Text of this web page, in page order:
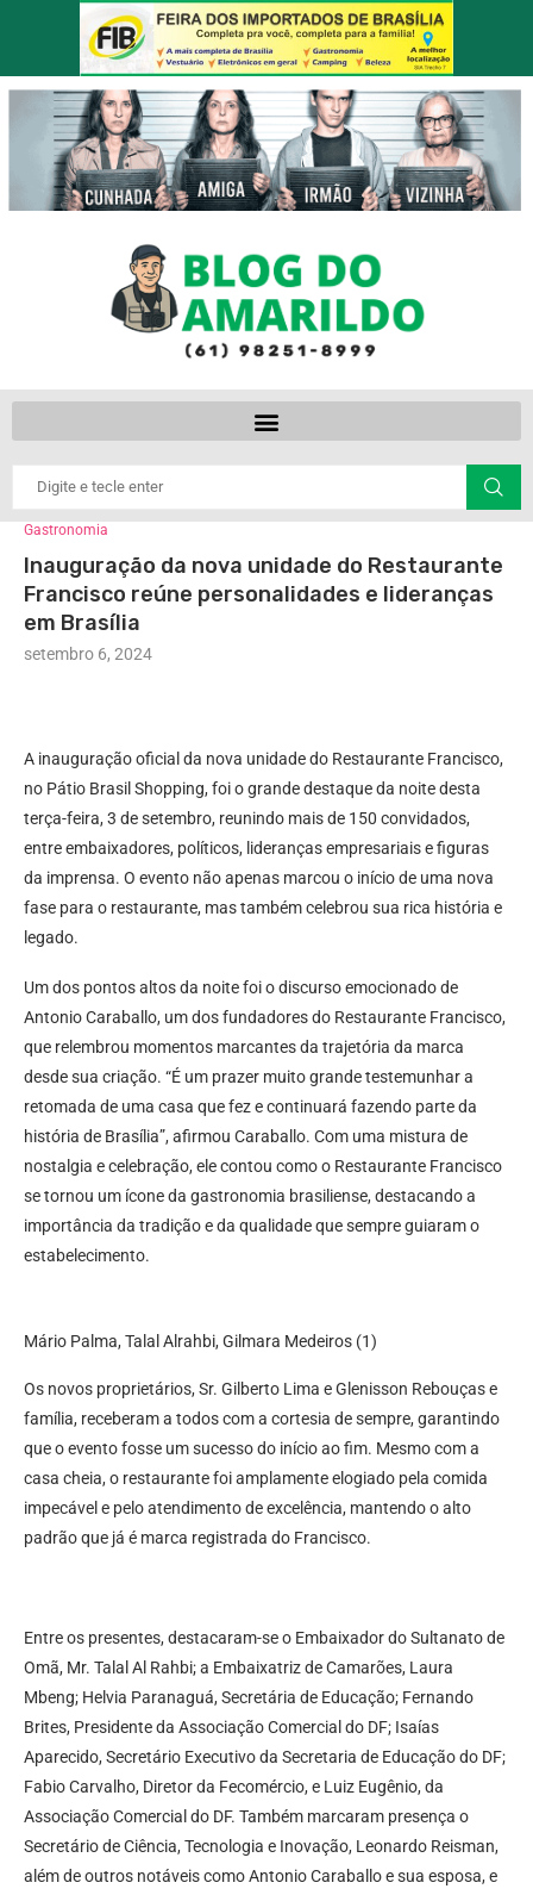
Gastronomia
Inauguração da nova unidade do Restaurante
Francisco reúne personalidades e lideranças
em Brasília
setembro 6, 2024
A inauguração oficial da nova unidade do Restaurante Francisco,
no Pátio Brasil Shopping, foi o grande destaque da noite desta
terça-feira, 3 de setembro, reunindo mais de 150 convidados,
entre embaixadores, políticos, lideranças empresariais e figuras
da imprensa. O evento não apenas marcou o início de uma nova
fase para o restaurante, mas também celebrou sua rica história e
legado.
Um dos pontos altos da noite foi o discurso emocionado de
Antonio Caraballo, um dos fundadores do Restaurante Francisco,
que relembrou momentos marcantes da trajetória da marca
desde sua criação. “É um prazer muito grande testemunhar a
retomada de uma casa que fez e continuará fazendo parte da
história de Brasília”, afirmou Caraballo. Com uma mistura de
nostalgia e celebração, ele contou como o Restaurante Francisco
se tornou um ícone da gastronomia brasiliense, destacando a
importância da tradição e da qualidade que sempre guiaram o
estabelecimento.
Mário Palma, Talal Alrahbi, Gilmara Medeiros (1)
Os novos proprietários, Sr. Gilberto Lima e Glenisson Rebouças e
família, receberam a todos com a cortesia de sempre, garantindo
que o evento fosse um sucesso do início ao fim. Mesmo com a
casa cheia, o restaurante foi amplamente elogiado pela comida
impecável e pelo atendimento de excelência, mantendo o alto
padrão que já é marca registrada do Francisco.
Entre os presentes, destacaram-se o Embaixador do Sultanato de
Omã, Mr. Talal Al Rahbi; a Embaixatriz de Camarões, Laura
Mbeng; Helvia Paranaguá, Secretária de Educação; Fernando
Brites, Presidente da Associação Comercial do DF; Isaías
Aparecido, Secretário Executivo da Secretaria de Educação do DF;
Fabio Carvalho, Diretor da Fecomércio, e Luiz Eugênio, da
Associação Comercial do DF. Também marcaram presença o
Secretário de Ciência, Tecnologia e Inovação, Leonardo Reisman,
além de outros notáveis como Antonio Caraballo e sua esposa, e